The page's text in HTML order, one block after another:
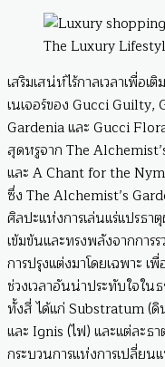
เสริมเสน่ห์ไร้กาลเวลาเพื่อ
เนเจอร์ของ Gucci
Gardenia และ Gucci
สุดหรูจาก The
และ A Chant for the
ซึ่ง The Alchemist’s
ศิลปะแห่งการเล่นแร่แปรธ
เข้มข้นและทรงพลังจากกา
การปรุงแต่งมาโดยเฉพาะ
ช่วงเวลาอันน่าประทับใจใน
ทั้งสี่ ได้แก่ Substratum (
และ Ignis (ไฟ) และแต่ละ
กระบวนการแห่งการเปลี่ยน